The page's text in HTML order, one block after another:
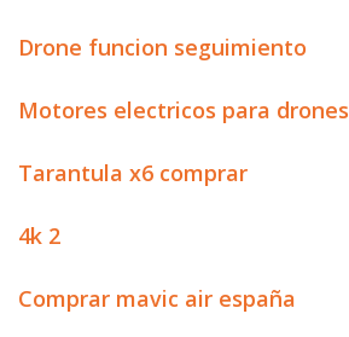
Drone funcion seguimiento
Motores electricos para drones
Tarantula x6 comprar
4k 2
Comprar mavic air españa